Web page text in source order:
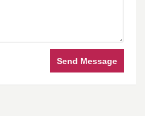
Send Message